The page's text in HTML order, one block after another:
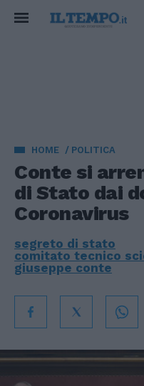
HOME POLITICA
Conte si
di Stato dai
Coronavirus
segreto di stato
comitato tecnico
giuseppe conte